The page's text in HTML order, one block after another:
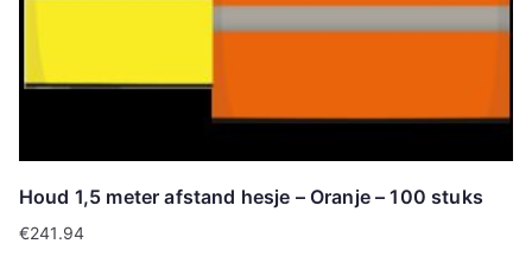
Houd 1,5 meter afstand hesje – Oranje – 100 stuks
€241.94